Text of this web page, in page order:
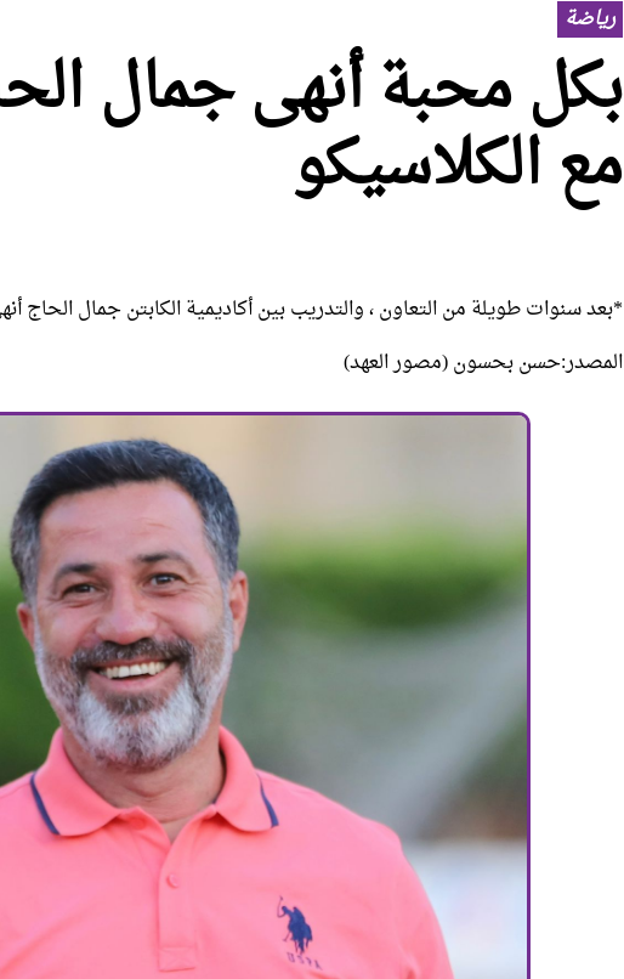
رياضة
بكل محبة أنهى جمال
مع الكلاسيكو
*بعد سنوات طويلة من التعاون ، والتدريب بين أكاديمية الكابتن جمال الحاج
المصدر:حسن بحسون (مصور العهد)